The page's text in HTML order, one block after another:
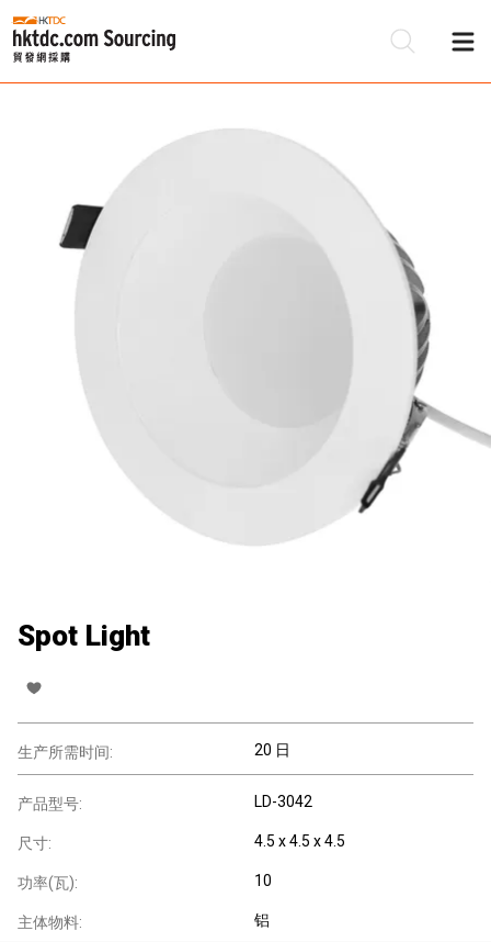
Spot Light
生产所需时间: 20 日
产品型号: LD-3042
尺寸: 4.5 x 4.5 x 4.5
功率(瓦): 10
主体物料: 铝